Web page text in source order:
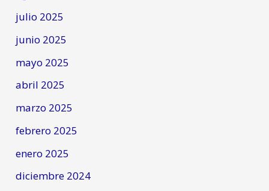
julio 2025
junio 2025
mayo 2025
abril 2025
marzo 2025
febrero 2025
enero 2025
diciembre 2024